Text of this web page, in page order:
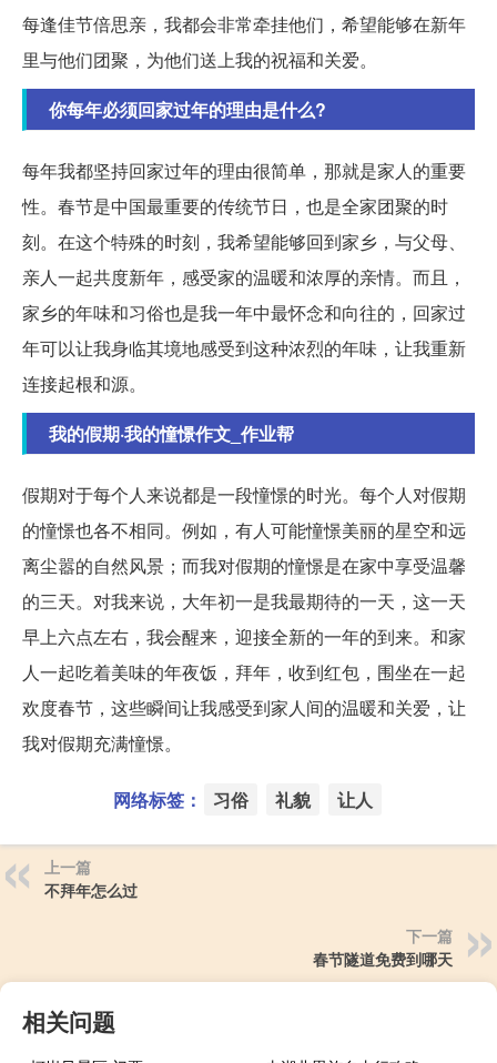
每逢佳节倍思亲，我都会非常牵挂他们，希望能够在新年
里与他们团聚，为他们送上我的祝福和关爱。
你每年必须回家过年的理由是什么?
每年我都坚持回家过年的理由很简单，那就是家人的重要
性。春节是中国最重要的传统节日，也是全家团聚的时
刻。在这个特殊的时刻，我希望能够回到家乡，与父母、
亲人一起共度新年，感受家的温暖和浓厚的亲情。而且，
家乡的年味和习俗也是我一年中最怀念和向往的，回家过
年可以让我身临其境地感受到这种浓烈的年味，让我重新
连接起根和源。
我的假期·我的憧憬作文_作业帮
假期对于每个人来说都是一段憧憬的时光。每个人对假期
的憧憬也各不相同。例如，有人可能憧憬美丽的星空和远
离尘嚣的自然风景；而我对假期的憧憬是在家中享受温馨
的三天。对我来说，大年初一是我最期待的一天，这一天
早上六点左右，我会醒来，迎接全新的一年的到来。和家
人一起吃着美味的年夜饭，拜年，收到红包，围坐在一起
欢度春节，这些瞬间让我感受到家人间的温暖和关爱，让
我对假期充满憧憬。
网络标签： 习俗 礼貌 让人
上一篇
不拜年怎么过
下一篇
春节隧道免费到哪天
相关问题